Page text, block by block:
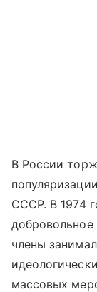
В России
СССР. В 1974
добровольное
члены
массовых